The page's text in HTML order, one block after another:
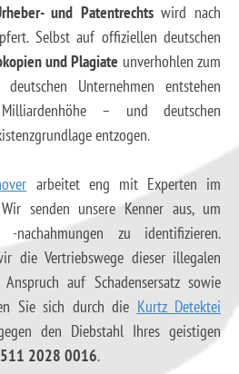
und Patentrechtswird nach
Selbst auf offiziellen deutschen
und Plagiate unverhohlen zum
Unternehmen entstehen
– und deutschen
entzogen.
arbeitet eng mit Experten im
Wir senden unsere Kenner aus, um
-nachahmungen zu identifizieren.
die Vertriebswege dieser illegalen
auf Schadensersatz sowie
Sie sich durch die Kurtz Detektei
den Diebstahl Ihres geistigen
2028 0016.